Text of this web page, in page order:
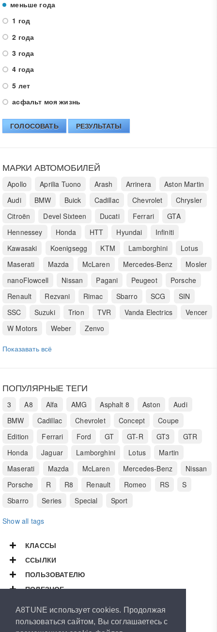
A8TUNE использует cookies. Продолжая
пользоваться сайтом, Вы соглашаетесь с
меньше года
1 год
2 года
3 года
4 года
5 лет
асфальт моя жизнь
ГОЛОСОВАТЬ РЕЗУЛЬТАТЫ
МАРКИ АВТОМОБИЛЕЙ
Apollo Aprilia Tuono Arash Arrinera
Aston Martin
Audi
BMW Buick Cadillac Chevrolet
Chrysler
Citroën
Devel Sixteen Ducati Ferrari
GTA
Hennessey
Honda HTT Hyundai
Infiniti
Kawasaki
Koenigsegg KTM Lamborghini
Lotus
Maserati
Mazda McLaren Mercedes-Benz
Mosler
nanoFlowcell
Nissan Pagani Peugeot
Porsche
Renault
Rezvani Rimac Sbarro SCG
SIN
SSC
Suzuki Trion TVR Vanda Electrics
Vencer
W Motors
Weber Zenvo
Показавать всё
ПОПУЛЯРНЫЕ ТЕГИ
3 A8 Alfa AMG Asphalt 8 Aston
Audi
BMW
Cadillac Chevrolet Concept
Coupe
Edition
Ferrari Ford GT GT-R GT3
GTR
Honda
Jaguar Lamborghini Lotus
Martin
Maserati
Mazda McLaren Mercedes-Benz
Nissan
Porsche
R R8 Renault Romeo RS
S
Sbarro
Series Special Sport
Show all tags
КЛАССЫ
ССЫЛКИ
ПОЛЬЗОВАТЕЛЮ
ПОЛЕЗНОЕ
Copyright © 2026A8TUNE
All Rights Reserved.